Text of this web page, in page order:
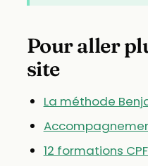
Pour aller
site
La méthode
12 formations